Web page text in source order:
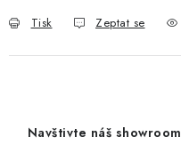
Tisk Zeptat se
Navštivte náš showroom